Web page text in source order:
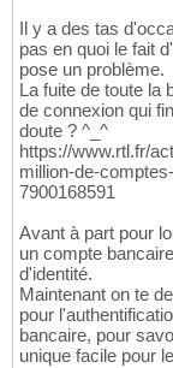
Il y a des tas
pas en quoi le fait
pose un problème.
La fuite de toute la
de connexion qui
doute ? ^_^
https://www.rtl.fr/
million-de-
7900168591
Avant à part pour
un compte
d'identité.
Maintenant on te
pour
bancaire, pour
unique facile pour